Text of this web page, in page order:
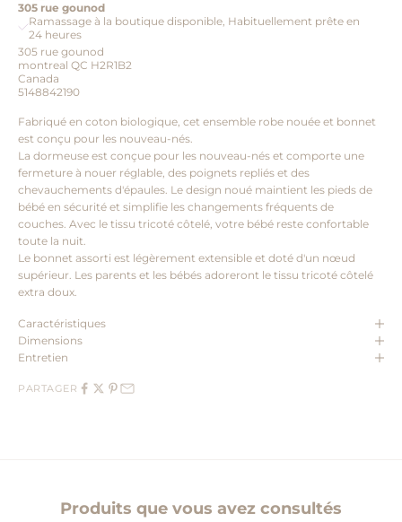
305 rue gounod
Ramassage à la boutique disponible, Habituellement prête en
24 heures
305 rue gounod
montreal QC H2R1B2
Canada
5148842190
Fabriqué en coton biologique, cet ensemble robe nouée et bonnet
est conçu pour les nouveau-nés.
La dormeuse est conçue pour les nouveau-nés et comporte une
fermeture à nouer réglable, des poignets repliés et des
chevauchements d'épaules. Le design noué maintient les pieds de
bébé en sécurité et simplifie les changements fréquents de
couches. Avec le tissu tricoté côtelé, votre bébé reste confortable
toute la nuit.
Le bonnet assorti est légèrement extensible et doté d'un nœud
supérieur. Les parents et les bébés adoreront le tissu tricoté côtelé
extra doux.
Caractéristiques
Dimensions
Entretien
PARTAGER
Produits que vous avez consultés